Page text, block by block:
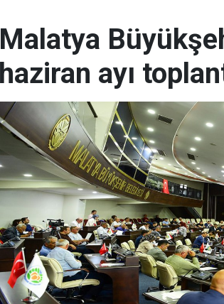
Malatya
haziran ayı